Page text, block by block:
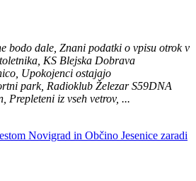
bodo dale, Znani podatki o vpisu otrok v
KS Blejska Dobrava
Upokojenci ostajajo
park, Radioklub Železar S59DNA
Prepleteni iz vseh vetrov, ...